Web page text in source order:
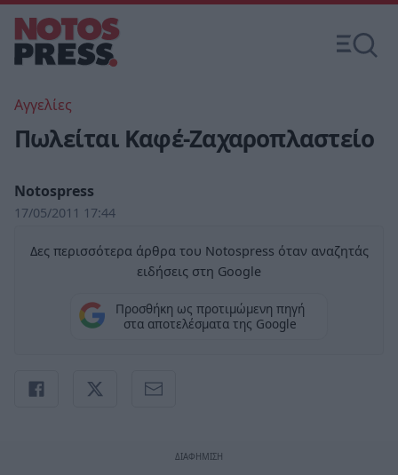
Αγγελίες
Πωλείται Καφέ-Ζαχαροπλαστείο
Notospress
17/05/2011 17:44
Δες περισσότερα άρθρα του Notospress όταν αναζητάς
ειδήσεις στη Google
Προσθήκη ως προτιμώμενη πηγή
στα αποτελέσματα της Google